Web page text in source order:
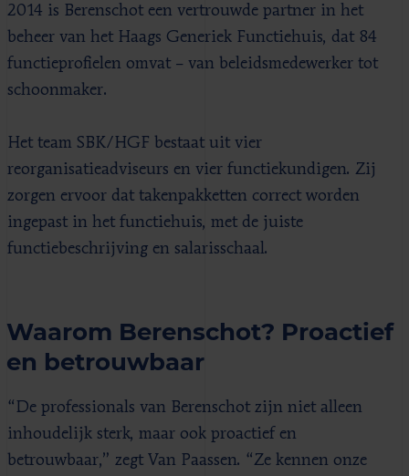
2014 is Berenschot een vertrouwde partner in het
beheer van het Haags Generiek Functiehuis, dat 84
functieprofielen omvat – van beleidsmedewerker tot
schoonmaker.
Het team SBK/HGF bestaat uit vier
reorganisatieadviseurs en vier functiekundigen. Zij
zorgen ervoor dat takenpakketten correct worden
ingepast in het functiehuis, met de juiste
functiebeschrijving en salarisschaal.
Waarom Berenschot? Proactief
en betrouwbaar
“De professionals van Berenschot zijn niet alleen
inhoudelijk sterk, maar ook proactief en
betrouwbaar,” zegt Van Paassen. “Ze kennen onze